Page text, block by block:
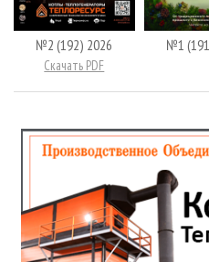
№2 (192) 2026
Скачать PDF
№1